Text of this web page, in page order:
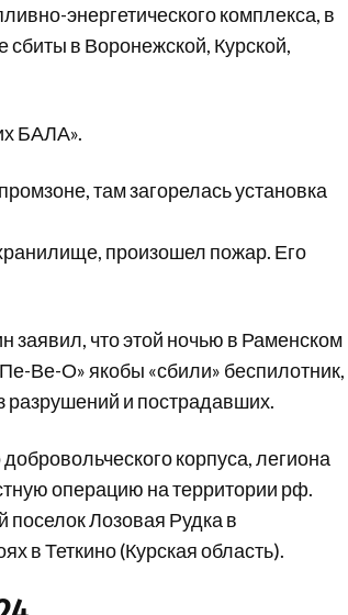
энергетического комплекса, в
в Воронежской, Курской,
БАЛА».
там загорелась установка
произошел пожар. Его
заявил, что этой ночью в Раменском
Ве-О» якобы «сбили» беспилотник,
разрушений и пострадавших.
корпуса, легиона
операцию на территории рф.
Лозовая Рудка в
в Теткино (Курская область).